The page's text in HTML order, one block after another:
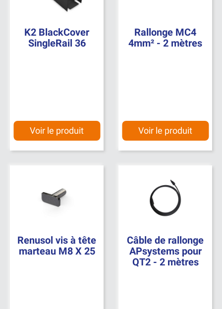
K2 BlackCover
SingleRail 36
Voir le produit
Rallonge MC4
4mm² - 2 mètres
Voir le produit
Renusol vis à tête
marteau M8 X 25
Câble de rallonge
APsystems pour
QT2 - 2 mètres